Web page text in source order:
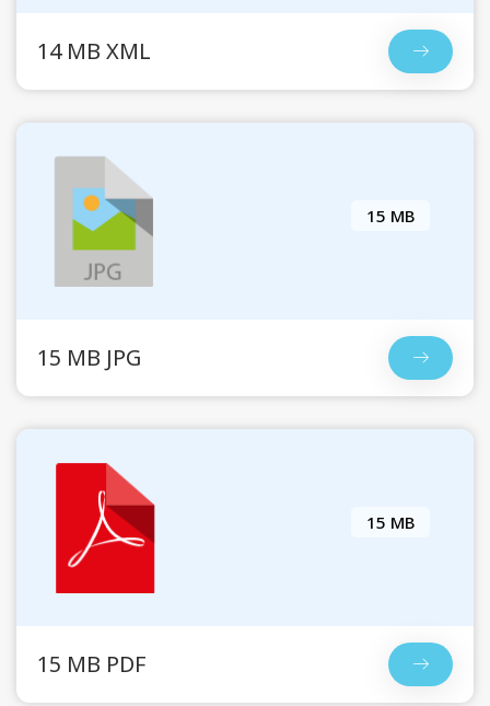
14 MB XML
15 MB
15 MB JPG
15 MB
15 MB PDF